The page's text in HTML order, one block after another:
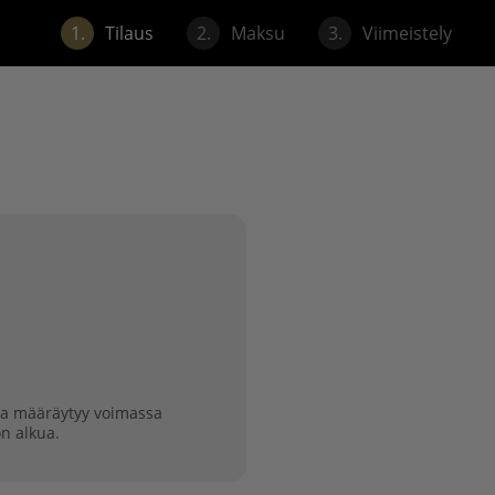
1. Tilaus 2. Maksu 3. Viimeistely
määräytyy voimassa
alkua.